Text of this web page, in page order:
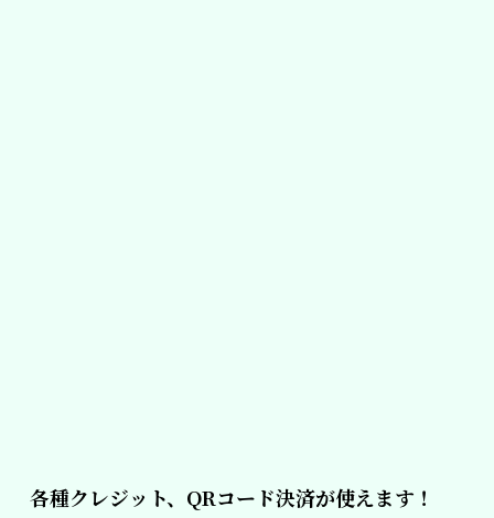
各種クレジット、QRコード決済が使えます！